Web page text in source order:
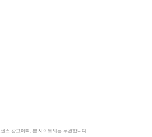
스 광고이며, 본 사이트와는 무관합니다.